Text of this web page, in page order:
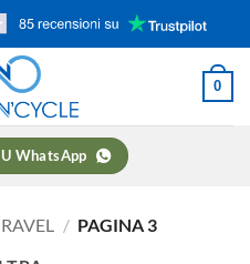
0
WhatsApp
/ PAGINA 3